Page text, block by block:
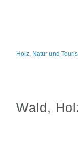
Holz, Natur und
Wald,